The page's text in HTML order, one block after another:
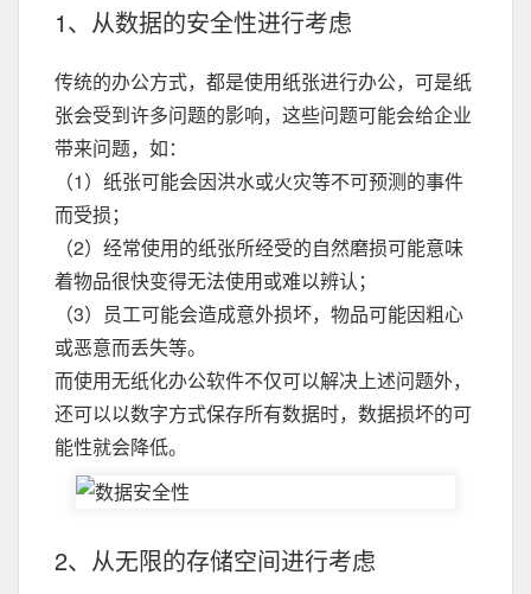
1、从数据的安全性进行考虑
传统的办公方式，都是使用纸张进行办公，可是纸
张会受到许多问题的影响，这些问题可能会给企业
带来问题，如：
（1）纸张可能会因洪水或火灾等不可预测的事件
而受损；
（2）经常使用的纸张所经受的自然磨损可能意味
着物品很快变得无法使用或难以辨认；
（3）员工可能会造成意外损坏，物品可能因粗心
或恶意而丢失等。
而使用无纸化办公软件不仅可以解决上述问题外，
还可以以数字方式保存所有数据时，数据损坏的可
能性就会降低。
2、从无限的存储空间进行考虑